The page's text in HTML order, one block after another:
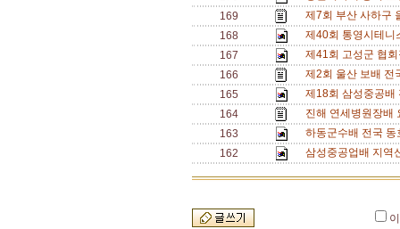
169
제7회 부산 사하구
168
제40회 통영시테
167
제41회 고성군 협
166
제2회 울산 보배
165
제18회 삼성중공
164
진해 연세병원장배
163
하동군수배 전국
162
삼성중공업배 지역